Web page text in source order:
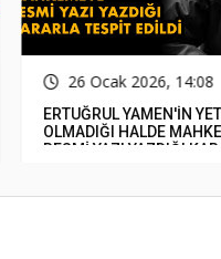
26 Ocak 2026, 14:08
ERTUĞRUL YAMEN'İN
OLMADIĞI HALDE
RESMİ YAZI YAZDIĞI